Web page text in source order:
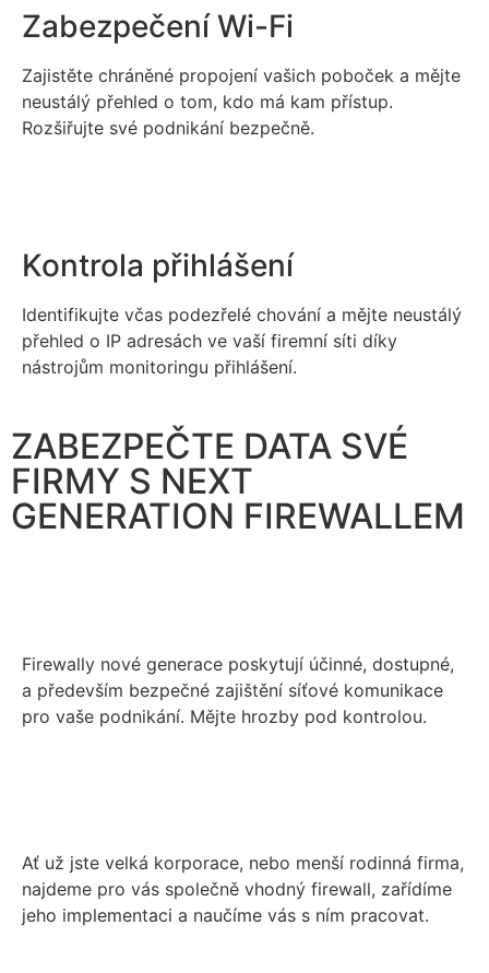
Zabezpečení Wi-Fi
Zajistěte chráněné propojení vašich poboček a mějte
neustálý přehled o tom, kdo má kam přístup.
Rozšiřujte své podnikání bezpečně.
Kontrola přihlášení
Identifikujte včas podezřelé chování a mějte neustálý
přehled o IP adresách ve vaší firemní síti díky
nástrojům monitoringu přihlášení.
ZABEZPEČTE DATA SVÉ
FIRMY S NEXT
GENERATION FIREWALLEM
Firewally nové generace poskytují účinné, dostupné,
a především bezpečné zajištění síťové komunikace
pro vaše podnikání. Mějte hrozby pod kontrolou.
Ať už jste velká korporace, nebo menší rodinná firma,
najdeme pro vás společně vhodný firewall, zařídíme
jeho implementaci a naučíme vás s ním pracovat.